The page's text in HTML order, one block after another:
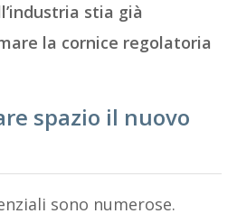
stia già
la cornice regolatoria
spazio il nuovo
sono numerose.